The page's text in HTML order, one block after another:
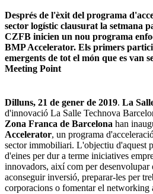
Després de l'èxit del programa
sector logístic clausurat la setmana
CZFB inicien un nou programa
BMP Accelerator. Els primers
emergents de tot el món que es van
Meeting Point
Dilluns, 21 de gener de 2019. La
d'innovació La Salle Technova
Zona Franca de Barcelona han
Accelerator, un programa
sector immobiliari. L'objectiu d'aquest
d'eines per dur a terme iniciatives
innovadors, així com per desenvolupar
aconseguir inversió, preparar-les per
corporacions o fomentar el networking